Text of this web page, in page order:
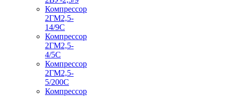
Компрессор
2ГМ2,5-
14/9С
Компрессор
2ГМ2,5-
4/5С
Компрессор
2ГМ2,5-
5/200С
Компрессор